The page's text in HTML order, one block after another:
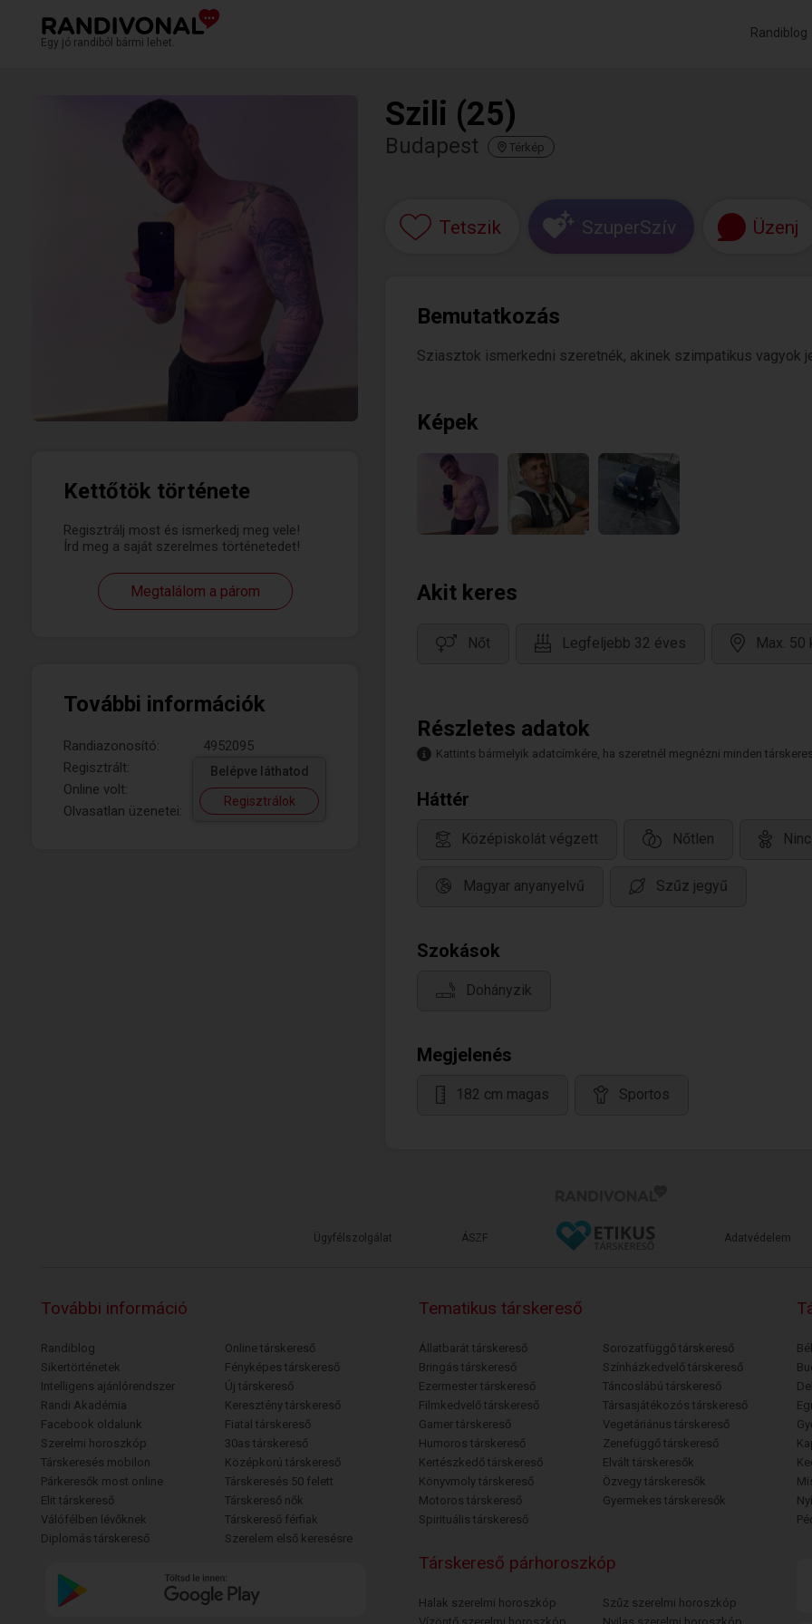
Egy jó randiból bármi lehet.
Randiblog
Kettőtök története
Regisztrálj most és ismerkedj meg vele!
Írd meg a saját szerelmes történetedet!
Megtalálom a párom
További információk
Randiazonosító:
4952095
Regisztrált:
Online volt:
Olvasatlan üzenetei:
Belépve láthatod
Regisztrálok
Szili (25)
Budapest Térkép
Tetszik SzuperSzív Üzenj
Bemutatkozás
Sziasztok ismerkedni szeretnék, akinek szimpatikus vagyok
Képek
Akit keres
Nőt Legfeljebb 32 éves Max. 50
Részletes adatok
Kattints bármelyik adatcímkére, ha szeretnél megnézni minden
Háttér
Középiskolát végzett Nőtlen
Magyar anyanyelvű Szűz jegyű
Szokások
Dohányzik
Megjelenés
182 cm magas Sportos
Ügyfélszolgálat ÁSZF Adatvédelem
További információ
Randiblog
Sikertörténetek
Intelligens ajánlórendszer
Randi Akadémia
Facebook oldalunk
Szerelmi horoszkóp
Társkeresés mobilon
Párkeresők most online
Elit társkereső
Válófélben lévőknek
Diplomás társkereső
Online társkereső
Fényképes társkereső
Új társkereső
Keresztény társkereső
Fiatal társkereső
30as társkereső
Középkorú társkereső
Társkeresés 50 felett
Társkereső nők
Társkereső férfiak
Szerelem első keresésre
Tematikus társkereső
Állatbarát társkereső
Bringás társkereső
Ezermester társkereső
Filmkedvelő társkereső
Gamer társkereső
Humoros társkereső
Kertészkedő társkereső
Könyvmoly társkereső
Motoros társkereső
Spirituális társkereső
Sorozatfüggő társkereső
Színházkedvelő társkereső
Táncoslábú társkereső
Társasjátékozós társkereső
Vegetáriánus társkereső
Zenefüggő társkereső
Elvált társkeresők
Özvegy társkeresők
Gyermekes társkeresők
Társkereső párhoroszkóp
Halak szerelmi horoszkóp
Szűz szerelmi horoszkóp